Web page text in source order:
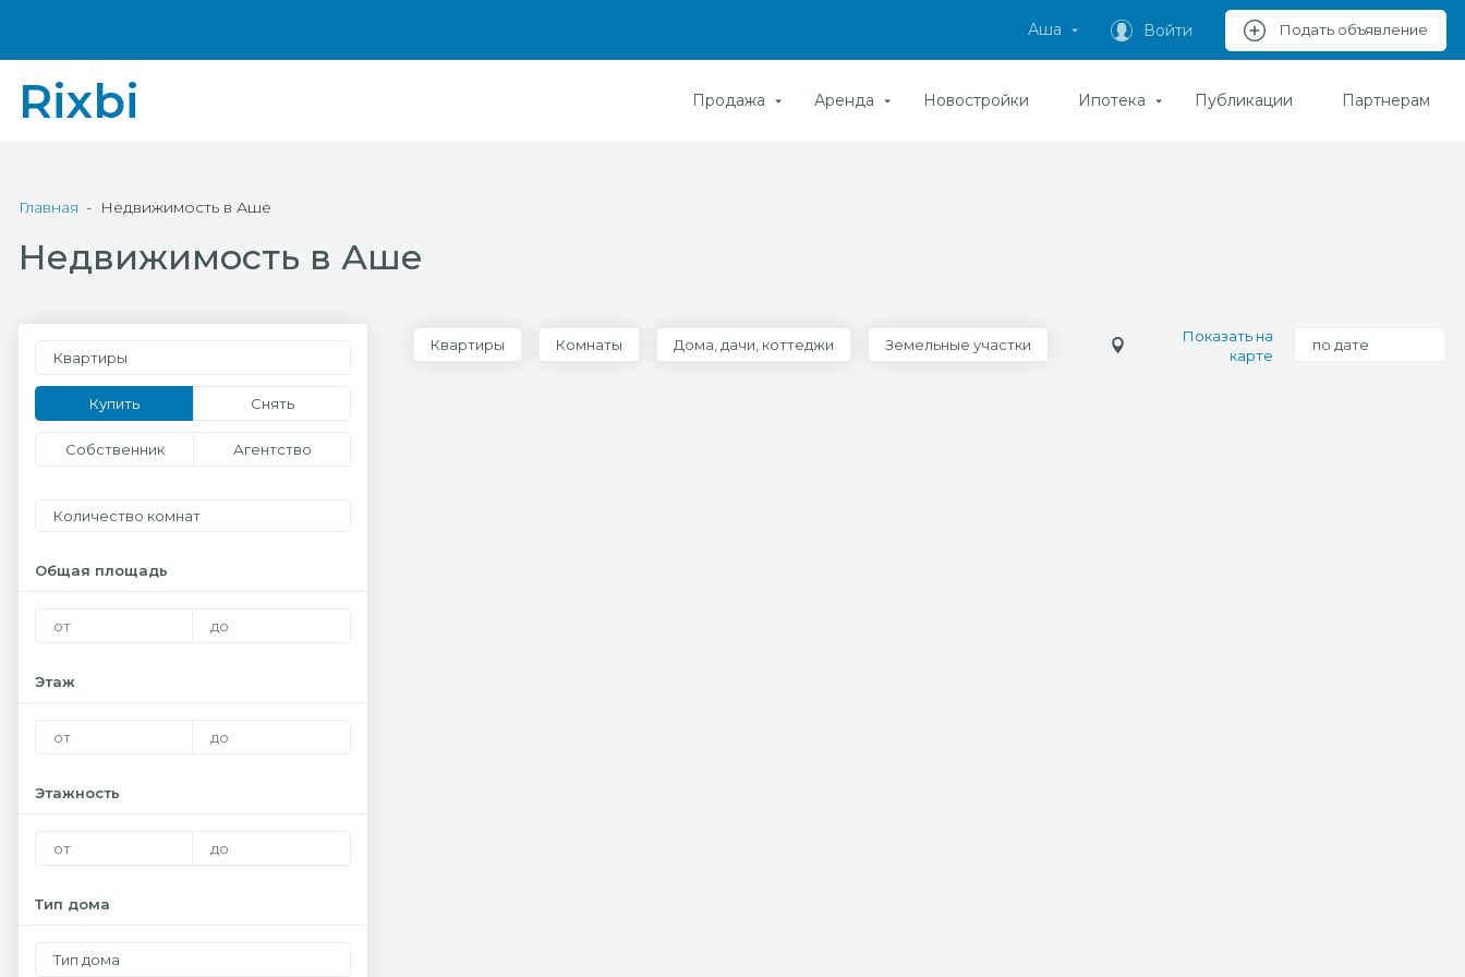
Аша Войти Подать объявление
Rixbi Продажа Аренда Новостройки Ипотека Публикации Партнерам
Главная Недвижимость в Аше
Недвижимость в Аше
Квартиры
Купить Снять
Собственник Агентство
Количество комнат
Общая площадь
Этаж
Этажность
Тип дома
Тип дома
Квартиры Комнаты Дома, дачи, коттеджи Земельные участки
Показать на
карте
по дате